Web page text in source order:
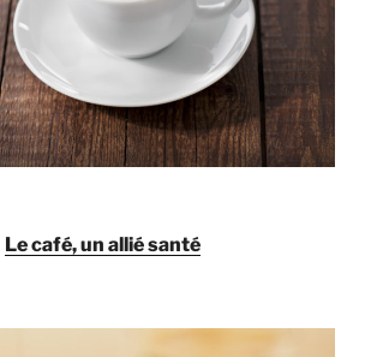
Le café, un allié santé